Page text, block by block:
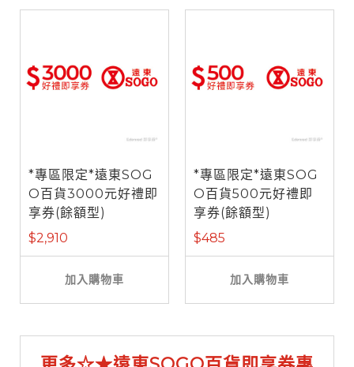
*專區限定*遠東SOG
O百貨3000元好禮即
享券(餘額型)
$2,910
加入購物車
*專區限定*遠東SOG
O百貨500元好禮即
享券(餘額型)
$485
加入購物車